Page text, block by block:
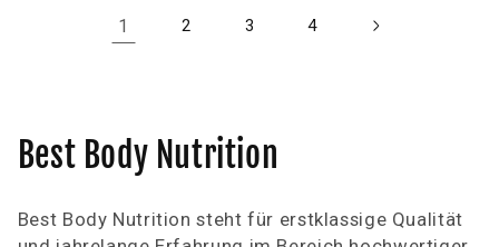
1 2 3 4
K
Best Body Nutrition
Best Body Nutrition steht für erstklassige Qualität